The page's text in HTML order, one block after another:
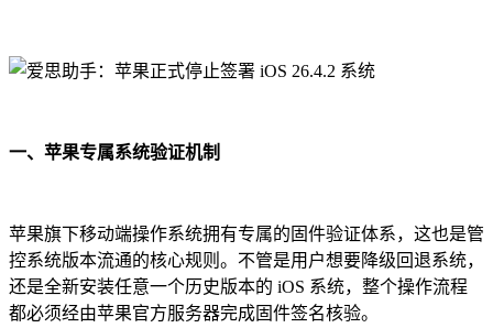
一、苹果专属系统验证机制
苹果旗下移动端操作系统拥有专属的固件验证体系，这也是管
控系统版本流通的核心规则。不管是用户想要降级回退系统，
还是全新安装任意一个历史版本的 iOS 系统，整个操作流程
都必须经由苹果官方服务器完成固件签名核验。